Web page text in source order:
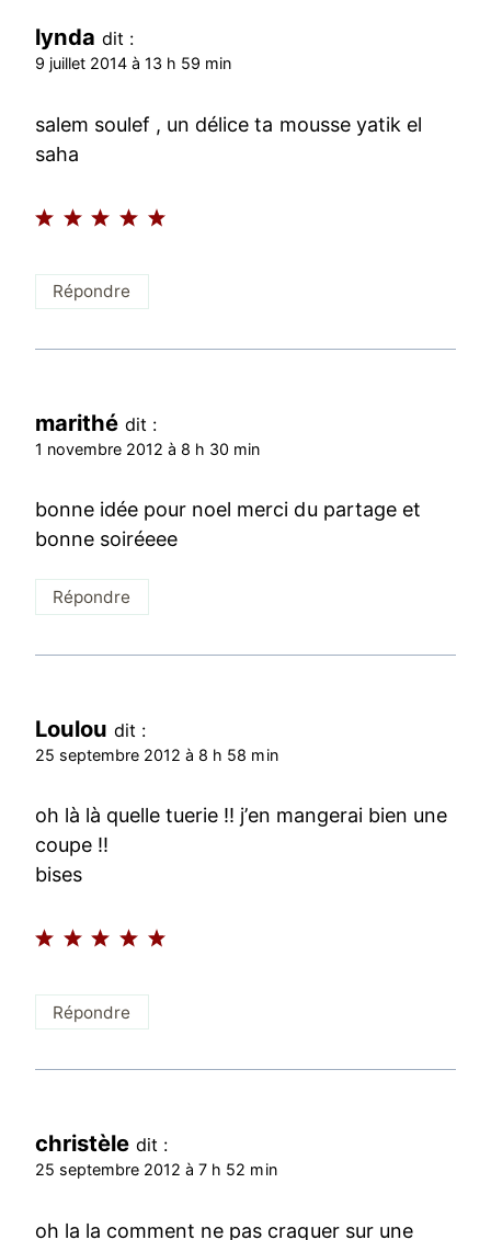
lynda dit :
9 juillet 2014 à 13 h 59 min
salem soulef , un délice ta mousse yatik el
saha
Répondre
marithé dit :
1 novembre 2012 à 8 h 30 min
bonne idée pour noel merci du partage et
bonne soiréeee
Répondre
Loulou dit :
25 septembre 2012 à 8 h 58 min
oh là là quelle tuerie !! j’en mangerai bien une
coupe !!
bises
Répondre
christèle dit :
25 septembre 2012 à 7 h 52 min
oh la la comment ne pas craquer sur une